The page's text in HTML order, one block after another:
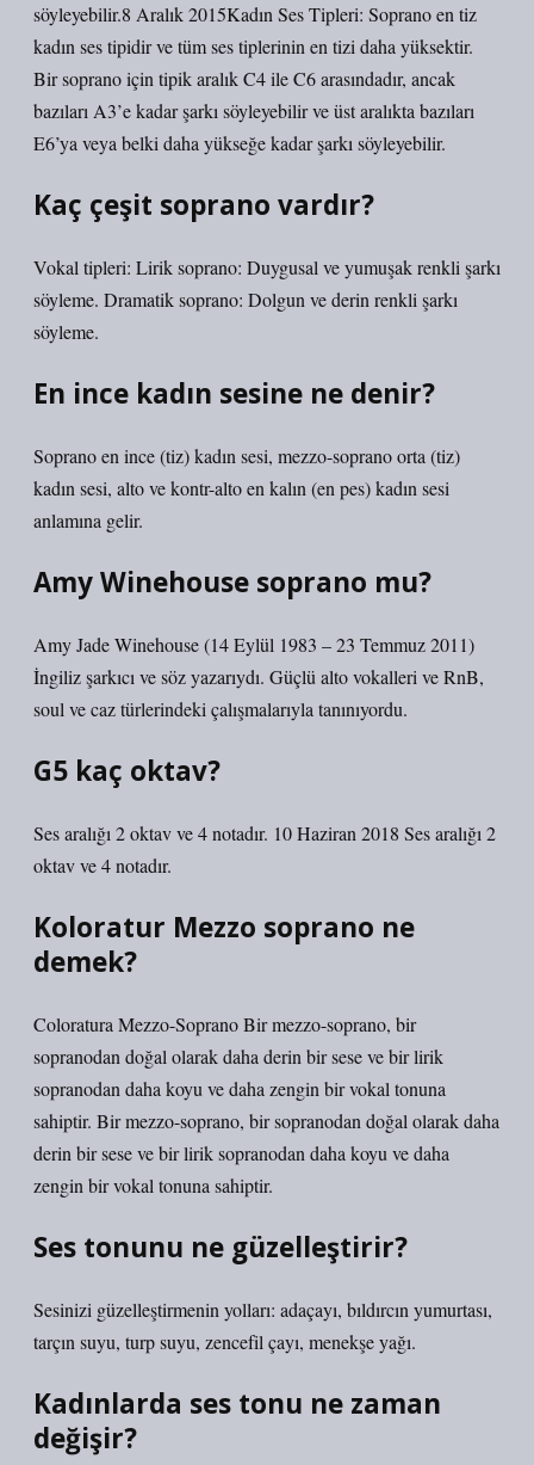
söyleyebilir.8 Aralık 2015Kadın Ses Tipleri: Soprano en tiz
kadın ses tipidir ve tüm ses tiplerinin en tizi daha yüksektir.
Bir soprano için tipik aralık C4 ile C6 arasındadır, ancak
bazıları A3’e kadar şarkı söyleyebilir ve üst aralıkta bazıları
E6’ya veya belki daha yükseğe kadar şarkı söyleyebilir.
Kaç çeşit soprano vardır?
Vokal tipleri: Lirik soprano: Duygusal ve yumuşak renkli şarkı
söyleme. Dramatik soprano: Dolgun ve derin renkli şarkı
söyleme.
En ince kadın sesine ne denir?
Soprano en ince (tiz) kadın sesi, mezzo-soprano orta (tiz)
kadın sesi, alto ve kontr-alto en kalın (en pes) kadın sesi
anlamına gelir.
Amy Winehouse soprano mu?
Amy Jade Winehouse (14 Eylül 1983 – 23 Temmuz 2011)
İngiliz şarkıcı ve söz yazarıydı. Güçlü alto vokalleri ve RnB,
soul ve caz türlerindeki çalışmalarıyla tanınıyordu.
G5 kaç oktav?
Ses aralığı 2 oktav ve 4 notadır. 10 Haziran 2018 Ses aralığı 2
oktav ve 4 notadır.
Koloratur Mezzo soprano ne
demek?
Coloratura Mezzo-Soprano Bir mezzo-soprano, bir
sopranodan doğal olarak daha derin bir sese ve bir lirik
sopranodan daha koyu ve daha zengin bir vokal tonuna
sahiptir. Bir mezzo-soprano, bir sopranodan doğal olarak daha
derin bir sese ve bir lirik sopranodan daha koyu ve daha
zengin bir vokal tonuna sahiptir.
Ses tonunu ne güzelleştirir?
Sesinizi güzelleştirmenin yolları: adaçayı, bıldırcın yumurtası,
tarçın suyu, turp suyu, zencefil çayı, menekşe yağı.
Kadınlarda ses tonu ne zaman
değişir?